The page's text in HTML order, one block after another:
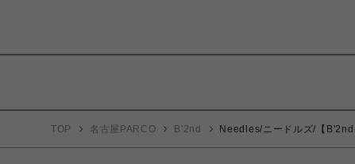
TOP 名古屋PARCO B'2nd Needles/ニードルズ/【